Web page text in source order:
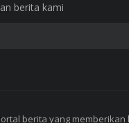
berita kami
berita yang